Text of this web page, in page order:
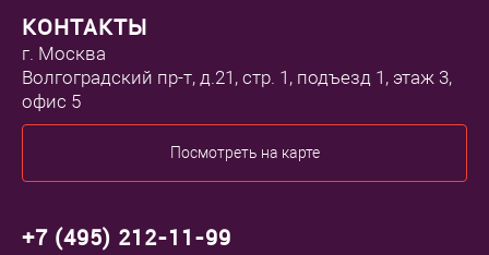
КОНТАКТЫ
г. Москва
Волгоградский пр-т, д.21, стр. 1, подъезд 1, этаж 3,
офис 5
Посмотреть на карте
+7 (495) 212-11-99